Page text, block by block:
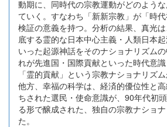
動期に、同時代の宗教運動がどのよう
ていく。すなわち「新新宗教」が「時
検証の意義を持つ。分析の結果、真光
底する霊的な日本中心主義・人類日本
いった起源神話をそのナショナリズム
れが先進国・国際貢献といった時代意
「霊的貢献」という宗教ナショナリズ
他方、幸福の科学は、経済的優位性と
ちされた選民・使命意識が、90年代初
る形で醸成された、独自の宗教ナショ
た。